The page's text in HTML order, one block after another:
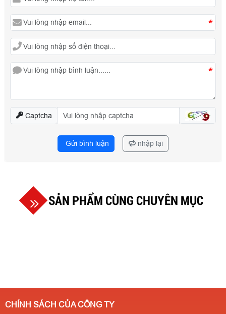
*
*
Captcha
Gửi bình luận nhập lại
SẢN PHẨM CÙNG CHUYÊN MỤC
CHÍNH SÁCH CỦA CÔNG TY